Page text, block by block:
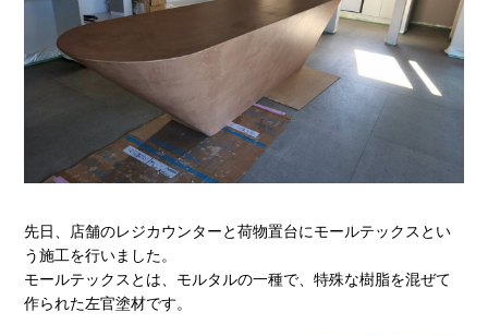
先日、店舗のレジカウンターと荷物置台にモールテックスとい
う施工を行いました。
モールテックスとは、モルタルの一種で、特殊な樹脂を混ぜて
作られた左官塗材です。